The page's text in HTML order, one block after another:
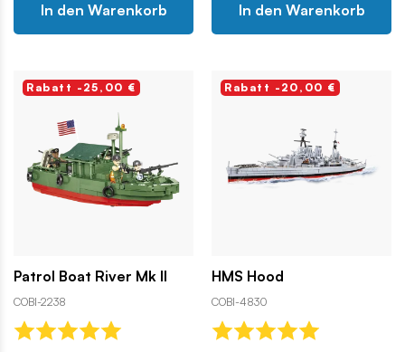
In den Warenkorb In den Warenkorb
Rabatt -25,00 €
Patrol Boat River Mk II
COBI-2238
Rabatt -20,00 €
HMS Hood
COBI-4830